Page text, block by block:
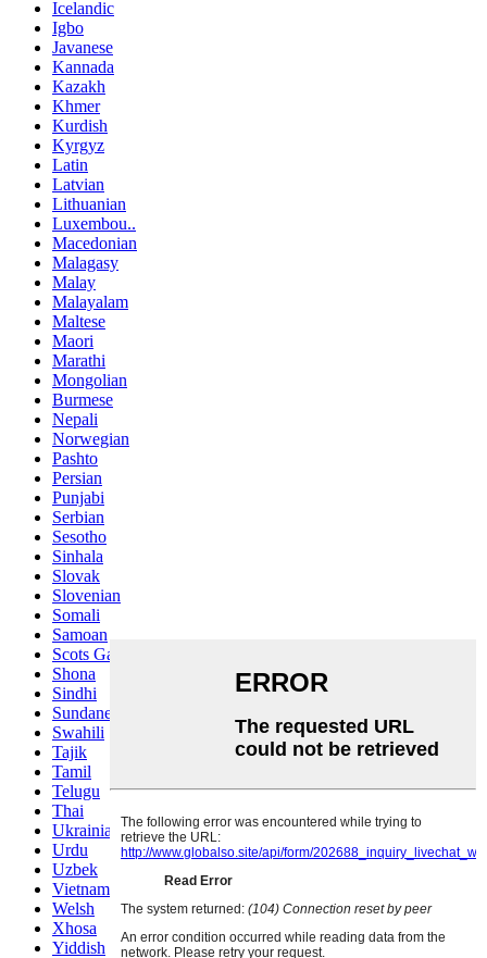
Icelandic
Igbo
Javanese
Kannada
Kazakh
Khmer
Kurdish
Kyrgyz
Latin
Latvian
Lithuanian
Luxembou..
Macedonian
Malagasy
Malay
Malayalam
Maltese
Maori
Marathi
Mongolian
Burmese
Nepali
Norwegian
Pashto
Persian
Punjabi
Serbian
Sesotho
Sinhala
Slovak
Slovenian
Somali
Samoan
Scots Gaelic
Shona
Sindhi
Sundanese
Swahili
Tajik
Tamil
Telugu
Thai
Ukrainian
Urdu
Uzbek
Vietnamese
Welsh
Xhosa
Yiddish